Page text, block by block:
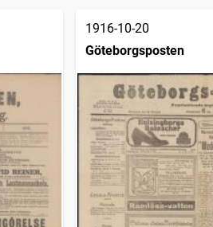
1916-10-20
Göteborgsposten